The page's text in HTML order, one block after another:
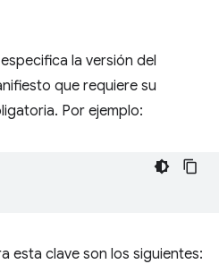
la versión del
que requiere su
Por ejemplo:
esta clave son los siguientes: